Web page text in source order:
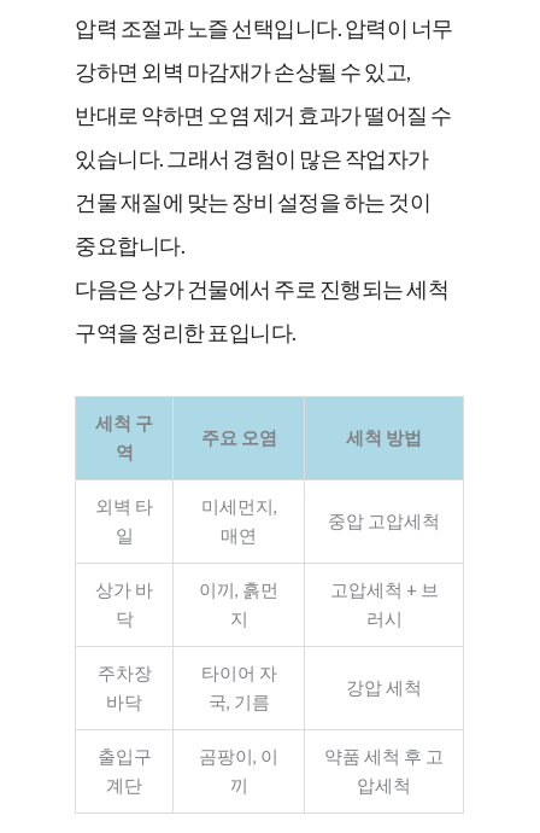
압력 조절과 노즐 선택입니다. 압력이 너무
강하면 외벽 마감재가 손상될 수 있고,
반대로 약하면 오염 제거 효과가 떨어질 수
있습니다. 그래서 경험이 많은 작업자가
건물 재질에 맞는 장비 설정을 하는 것이
중요합니다.
다음은 상가 건물에서 주로 진행되는 세척
구역을 정리한 표입니다.
세척 구
역
주요 오염 세척 방법
외벽 타
일
미세먼지,
매연
중압 고압세척
상가 바
닥
이끼, 흙먼
지
고압세척 + 브
러시
주차장
바닥
타이어 자
국, 기름
강압 세척
출입구
계단
곰팡이, 이
끼
약품 세척 후 고
압세척